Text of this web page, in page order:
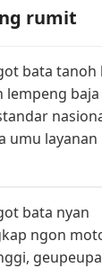
rumit
bata tanoh
lempeng
umu layanan
bata nyan
ngon